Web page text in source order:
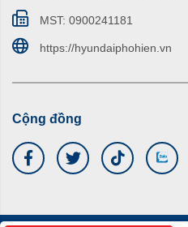
MST: 0900241181
https://hyundaiphohien.vn
Cộng đồng